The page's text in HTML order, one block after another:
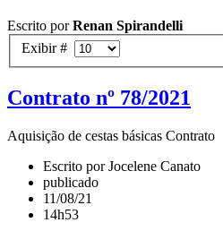
Escrito porRenan Spirandelli
Exibir #
Contrato nº 78/2021
Aquisição de cestas básicas Contrato
Escrito por Jocelene Canato
publicado
11/08/21
14h53